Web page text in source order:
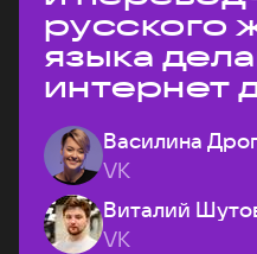
русского
языка
интернет
Василина
VK
Виталий
VK